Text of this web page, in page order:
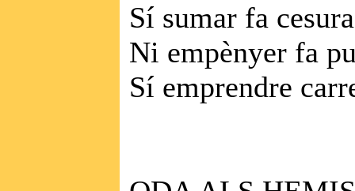
Sí sumar fa
Ni empènyer fa
Sí emprendre